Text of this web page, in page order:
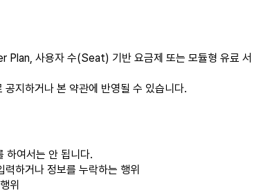
Plan, 사용자 수(Seat) 기반 요금제 또는 모듈형 유료 서
지하거나 본 약관에 반영될 수 있습니다.
하여서는 안 됩니다.
하거나 정보를 누락하는 행위
위